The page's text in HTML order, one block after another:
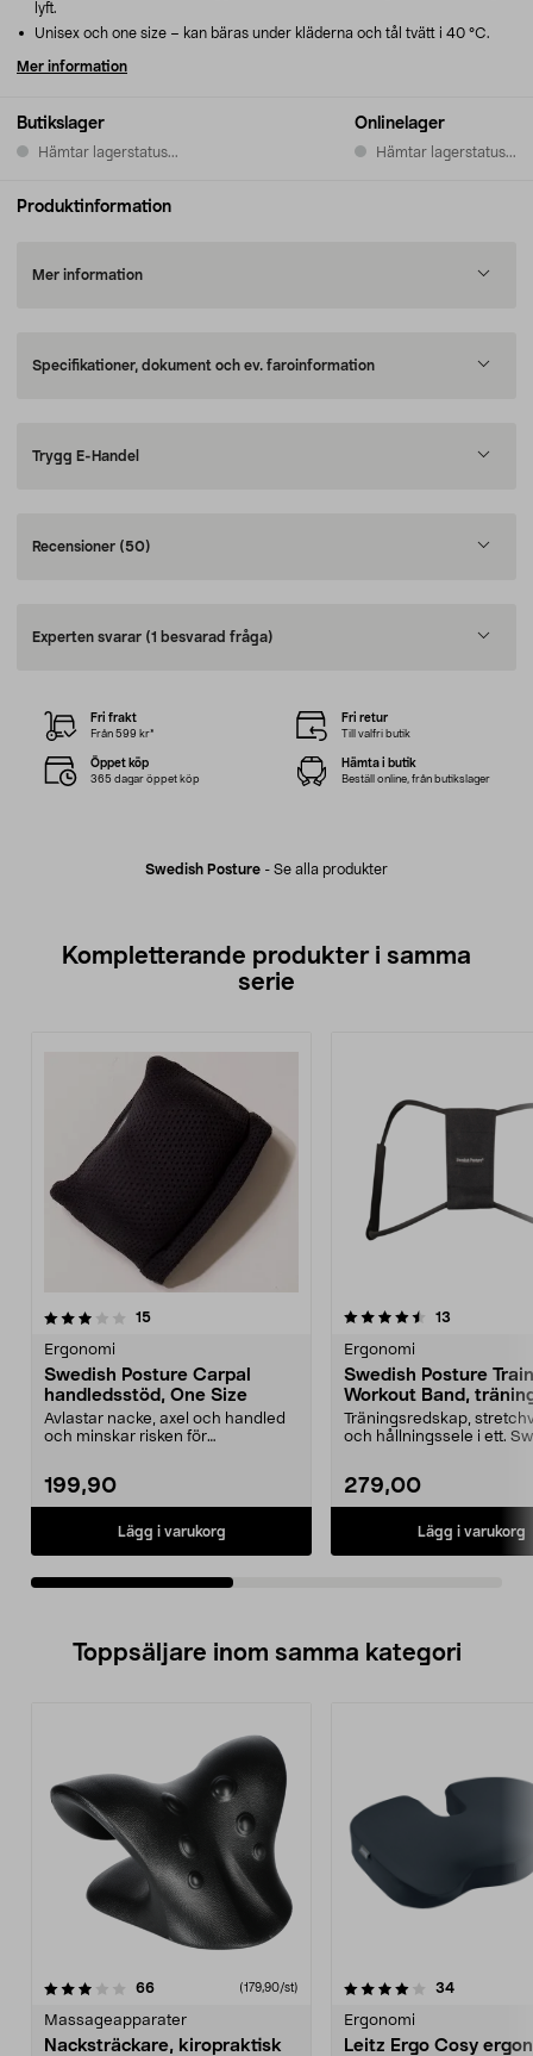
Butikslager
Hämtar lagerstatus...
Onlinelager
Hämtar lagerstatus...
lyft.
Unisex och one size – kan bäras under kläderna och tål tvätt i 40 °C.
Mer information
Produktinformation
Mer information
Specifikationer, dokument och ev. faroinformation
Trygg E-Handel
Recensioner (50)
Experten svarar (1 besvarad fråga)
Swedish Posture - Se alla produkter
Fri frakt
Från 599 kr*
Fri retur
Till valfri butik
Öppet köp
365 dagar öppet köp
Hämta i butik
Beställ online, från butikslager
Kompletterande produkter i samma
serie
15recensioner
Ergonomi
Swedish Posture Carpal
handledsstöd, One Size
Avlastar nacke, axel och handled
och minskar risken för
199,90
Lägg i varukorg
4.5av 5 stjärnor 13
Ergonomi
Swedish Posture
Workout Band,
3 i 1
Träningsredskap,
och hållningssele i ett.
279,00
Lägg i varukorg
4.0av 5 stjärnor
Toppsäljare inom samma kategori
66recensioner (179,90/st)
Massageapparater
Nacksträckare, kiropraktisk
4.0 av 5 stjärnor 34recensioner
Ergonomi
Leitz Ergo Cosy
4.5 av 5 stjärnor